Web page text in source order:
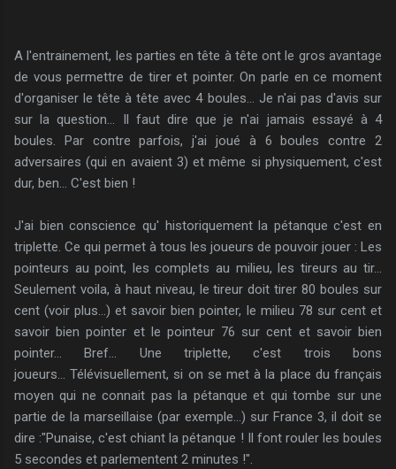
A l'entrainement, les parties en tête à tête ont le gros avantage
de vous permettre de tirer et pointer. On parle en ce moment
d'organiser le tête à tête avec 4 boules... Je n'ai pas d'avis sur
sur la question... Il faut dire que je n'ai jamais essayé à 4
boules. Par contre parfois, j'ai joué à 6 boules contre 2
adversaires (qui en avaient 3) et même si physiquement, c'est
dur, ben... C'est bien !
J'ai bien conscience qu' historiquement la pétanque c'est en
triplette. Ce qui permet à tous les joueurs de pouvoir jouer : Les
pointeurs au point, les complets au milieu, les tireurs au tir...
Seulement voila, à haut niveau, le tireur doit tirer 80 boules sur
cent (voir plus...) et savoir bien pointer, le milieu 78 sur cent et
savoir bien pointer et le pointeur 76 sur cent et savoir bien
pointer... Bref... Une triplette, c'est trois bons
joueurs... Télévisuellement, si on se met à la place du français
moyen qui ne connait pas la pétanque et qui tombe sur une
partie de la marseillaise (par exemple...) sur France 3, il doit se
dire :"Punaise, c'est chiant la pétanque ! Il font rouler les boules
5 secondes et parlementent 2 minutes !".